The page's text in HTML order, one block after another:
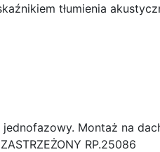
tłumienia
Montaż na
RP.25086